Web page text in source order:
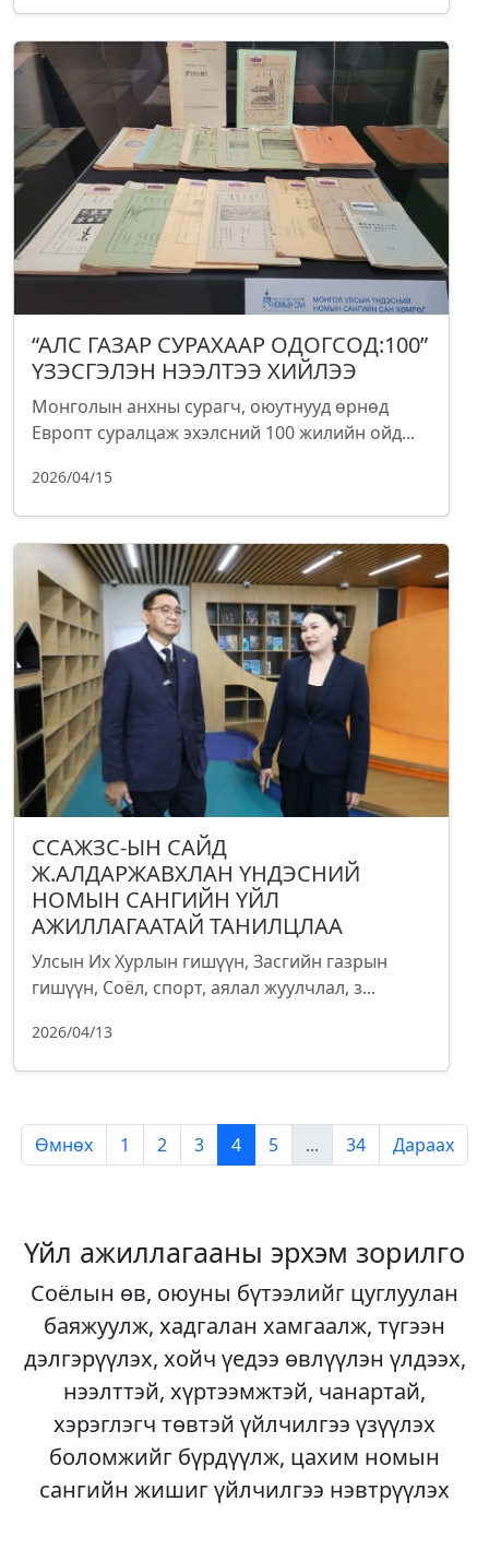
“АЛС ГАЗАР СУРАХААР ОДОГСОД:100”
ҮЗЭСГЭЛЭН НЭЭЛТЭЭ ХИЙЛЭЭ
Монголын анхны сурагч, оюутнууд өрнөд
Европт суралцаж эхэлсний 100 жилийн ойд...
2026/04/15
ССАЖЗС-ЫН САЙД
Ж.АЛДАРЖАВХЛАН ҮНДЭСНИЙ
НОМЫН САНГИЙН ҮЙЛ
АЖИЛЛАГААТАЙ ТАНИЛЦЛАА
Улсын Их Хурлын гишүүн, Засгийн газрын
гишүүн, Соёл, спорт, аялал жуулчлал, з...
2026/04/13
Өмнөх 1 2 3 4 5 ... 34 Дараах
Үйл ажиллагааны эрхэм зорилго
Соёлын өв, оюуны бүтээлийг цуглуулан
баяжуулж, хадгалан хамгаалж, түгээн
дэлгэрүүлэх, хойч үедээ өвлүүлэн үлдээх,
нээлттэй, хүртээмжтэй, чанартай,
хэрэглэгч төвтэй үйлчилгээ үзүүлэх
боломжийг бүрдүүлж, цахим номын
сангийн жишиг үйлчилгээ нэвтрүүлэх